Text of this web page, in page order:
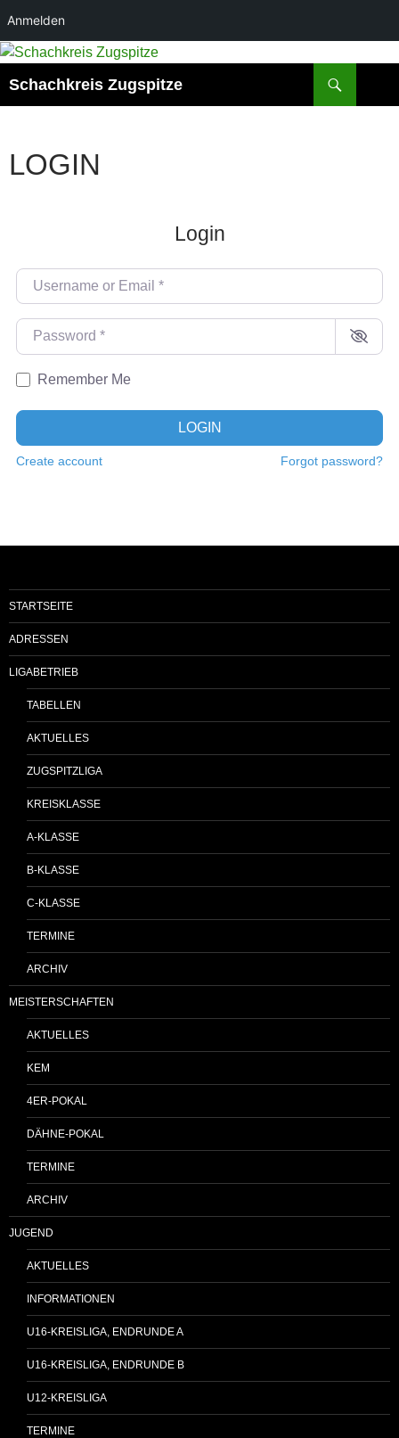
Anmelden
Zum
springen
Schachkreis Zugspitze
LOGIN
Login
Username or Email
Password
Remember Me
LOGIN
Create account Forgot password?
STARTSEITE
ADRESSEN
LIGABETRIEB
TABELLEN
AKTUELLES
ZUGSPITZLIGA
KREISKLASSE
A-KLASSE
B-KLASSE
C-KLASSE
TERMINE
ARCHIV
MEISTERSCHAFTEN
AKTUELLES
KEM
4ER-POKAL
DÄHNE-POKAL
TERMINE
ARCHIV
JUGEND
AKTUELLES
INFORMATIONEN
U16-KREISLIGA, ENDRUNDE A
U16-KREISLIGA, ENDRUNDE B
U12-KREISLIGA
TERMINE